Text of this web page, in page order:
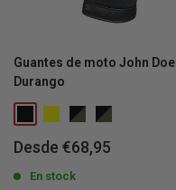
Guantes de moto John Doe
Durango
Precio
venta
Desde €68,95
En stock